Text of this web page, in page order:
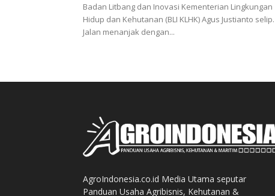
Badan Litbang dan Inovasi Kementerian Lingkungan
Hidup dan Kehutanan (BLI KLHK) Agus Justianto selip.
Jalan menanjak dengan...
AgroIndonesia.co.id Media Utama seputar
Panduan Usaha Agribisnis, Kehutanan &